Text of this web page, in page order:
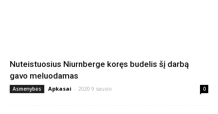
Nuteistuosius Niurnberge koręs budelis šį darbą
gavo meluodamas
Asmenybės Apkasai - 2020 9 sausio 0